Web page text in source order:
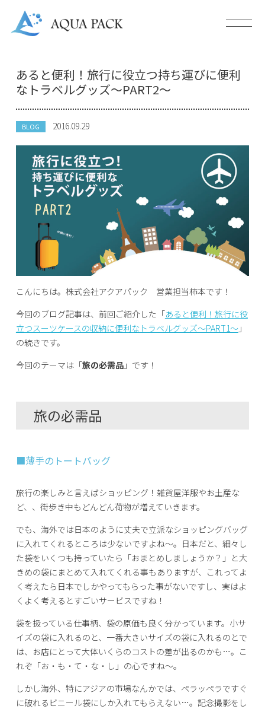
あると便利！旅行に役立つ持ち運びに便利
なトラベルグッズ～PART2～
BLOG 2016.09.29
こんにちは。株式会社アクアパック 営業担当柿本です！
今回のブログ記事は、前回ご紹介した「あると便利！旅行に役
立つスーツケースの収納に便利なトラベルグッズ～PART1～」
の続きです。
今回のテーマは「旅の必需品」です！
旅の必需品
■薄手のトートバッグ
旅行の楽しみと言えばショッピング！雑貨屋洋服やお土産な
ど、、街歩き中もどんどん荷物が増えていきます。
でも、海外では日本のように丈夫で立派なショッピングバッグ
に入れてくれるところは少ないですよね～。日本だと、細々し
た袋をいくつも持っていたら「おまとめしましょうか？」と大
きめの袋にまとめて入れてくれる事もありますが、これってよ
く考えたら日本でしかやってもらった事がないですし、実はよ
くよく考えるとすごいサービスですね！
袋を扱っている仕事柄、袋の原価も良く分かっています。小サ
イズの袋に入れるのと、一番大きいサイズの袋に入れるのとで
は、お店にとって大体いくらのコストの差が出るのかも…。こ
れぞ「お・も・て・な・し」の心ですね～。
しかし海外、特にアジアの市場なんかでは、ペラッペラですぐ
に破れるビニール袋にしか入れてもらえない…。記念撮影をし